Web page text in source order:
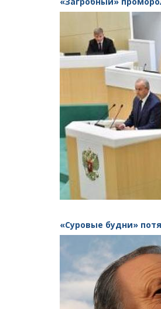
«Суровые будни»